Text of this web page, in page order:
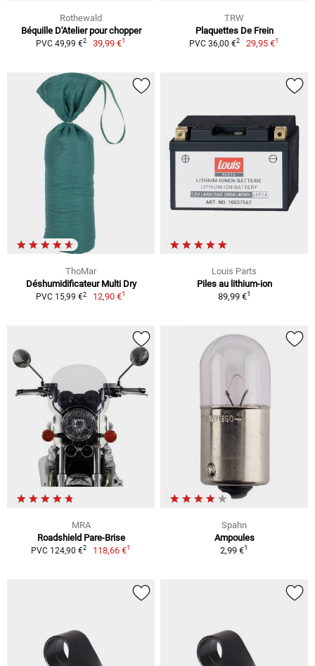
Rothewald
Béquille D'Atelier pour chopper
PVC 49,99 €2 39,99 €1
TRW
Plaquettes De Frein
PVC 36,00 €2 29,95 €1
ThoMar
Déshumidificateur Multi Dry
PVC 15,99 €2 12,90 €1
Louis Parts
Piles au lithium-ion
89,99 €1
MRA
Roadshield Pare-Brise
PVC 124,90 €2 118,66 €1
Spahn
Ampoules
2,99 €1